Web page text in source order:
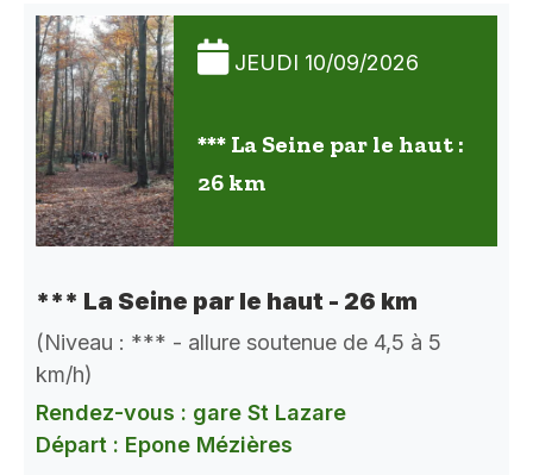
JEUDI 10/09/2026
*** La Seine par le haut :
26 km
*** La Seine par le haut - 26 km
(Niveau : *** - allure soutenue de 4,5 à 5
km/h)
Rendez-vous : gare St Lazare
Départ : Epone Mézières